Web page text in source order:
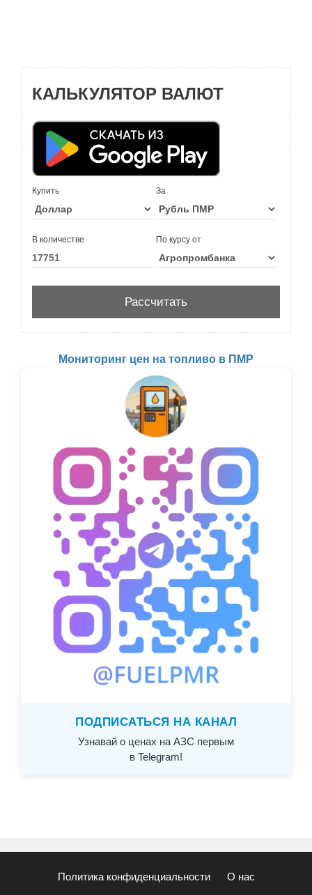
КАЛЬКУЛЯТОР ВАЛЮТ
Купить За
В количестве По курсу от
Мониторинг цен на топливо в ПМР
ПОДПИСАТЬСЯ НА КАНАЛ
Узнавай о ценах на АЗС первым
в Telegram!
Политика конфиденциальности О нас